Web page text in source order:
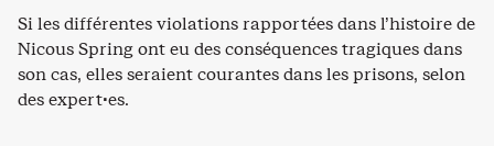
Si les différentes violations rapportées dans l’histoire de
Nicous Spring ont eu des conséquences tragiques dans
son cas, elles seraient courantes dans les prisons, selon
des expert·es.